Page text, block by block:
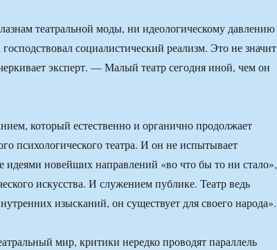
театральной моды, ни идеологическому давлению
господствовал социалистический реализм. Это не
эксперт. — Малый театр сегодня иной, чем он
который естественно и органично продолжает
психологического театра. И он не испытывает
идеями новейших направлений «во что бы то ни
искусства. И служением публике. Театр ведь
изысканий, он существует для своего народа».
мир, критики нередко проводят параллель